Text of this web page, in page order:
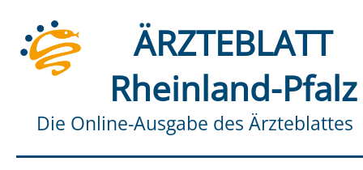
ÄRZTEBLATT
Rheinland-Pfalz
Die Online-Ausgabe des Ärzteblattes